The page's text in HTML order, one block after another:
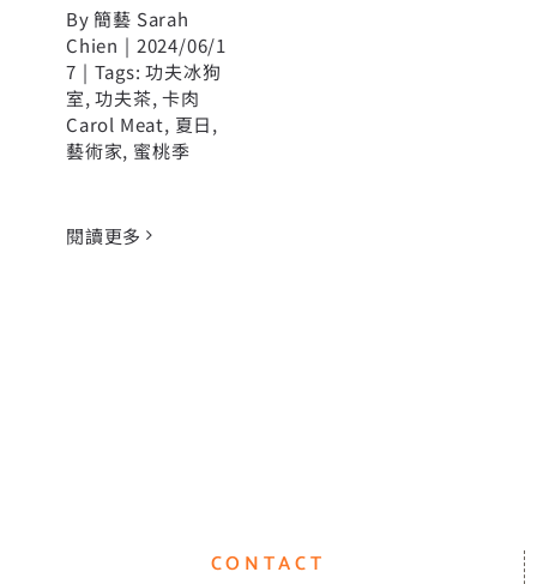
By簡藝 Sarah
Chien | 2024/06/1
7 | Tags:功夫冰狗
室,功夫茶,卡肉
Carol Meat, 夏日,
藝術家, 蜜桃季
閱讀更多
CONTACT